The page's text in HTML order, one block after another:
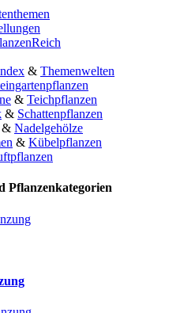
& Themenwelten
& Teichpflanzen
& Schattenpflanzen
& Nadelgehölze
& Kübelpflanzen
Pflanzenkategorien